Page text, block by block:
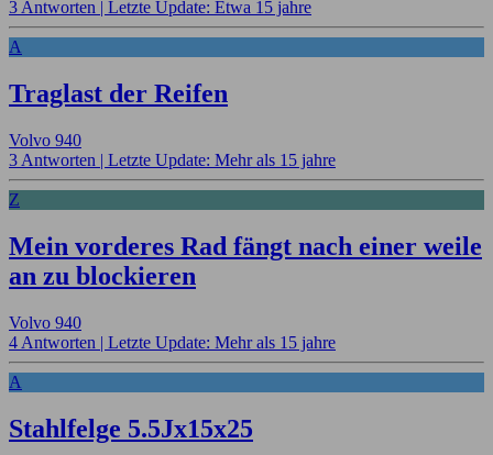
3 Antworten | Letzte Update: Etwa 15 jahre
A
Traglast der Reifen
Volvo 940
3 Antworten | Letzte Update: Mehr als 15 jahre
Z
Mein vorderes Rad fängt nach einer weile
an zu blockieren
Volvo 940
4 Antworten | Letzte Update: Mehr als 15 jahre
A
Stahlfelge 5.5Jx15x25